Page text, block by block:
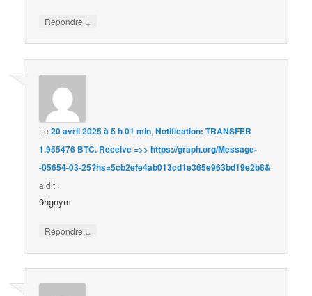
Répondre ↓
Le20 avril 2025 à 5 h 01 min,Notification: TRANSFER
1.955476 BTC. Receive =>> https://graph.org/Message-
-05654-03-25?hs=5cb2efe4ab013cd1e365e963bd19e2b8&
a dit :
9hgnym
Répondre ↓